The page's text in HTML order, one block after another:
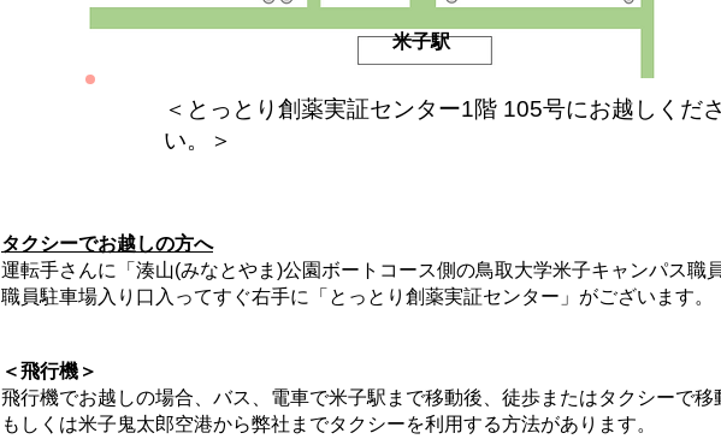
米子駅
＜とっとり創薬実証センター1階 105号にお越しくださ
い。＞
タクシーでお越しの方へ
運転手さんに「湊山(みなとやま)公園ボートコース側の鳥取大学米子キャンパス職
職員駐車場入り口入ってすぐ右手に「とっとり創薬実証センター」がございます。
＜飛行機＞
飛行機でお越しの場合、バス、電車で米子駅まで移動後、徒歩またはタクシーで移
もしくは米子鬼太郎空港から弊社までタクシーを利用する方法があります。